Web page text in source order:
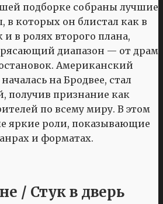
подборке собраны лучшие
которых он блистал как в
и в ролях второго плана,
диапазон — от драм
Американский
на Бродвее, стал
получив признание как
по всему миру. В этом
яркие роли, показывающие
и форматах.
/ Стук в дверь